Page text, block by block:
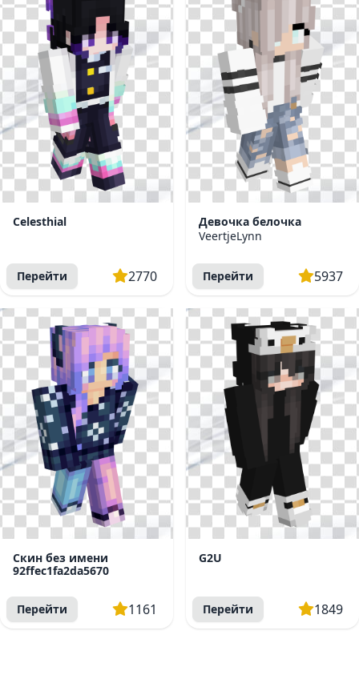
Celesthial
Перейти 2770
Девочка белочка
VeertjeLynn
Перейти 5937
Скин без имени
92ffec1fa2da5670
Перейти 1161
G2U
Перейти 1849